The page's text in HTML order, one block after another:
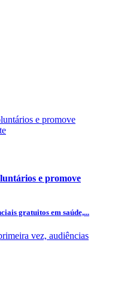
e promove
gratuitos em saúde,...